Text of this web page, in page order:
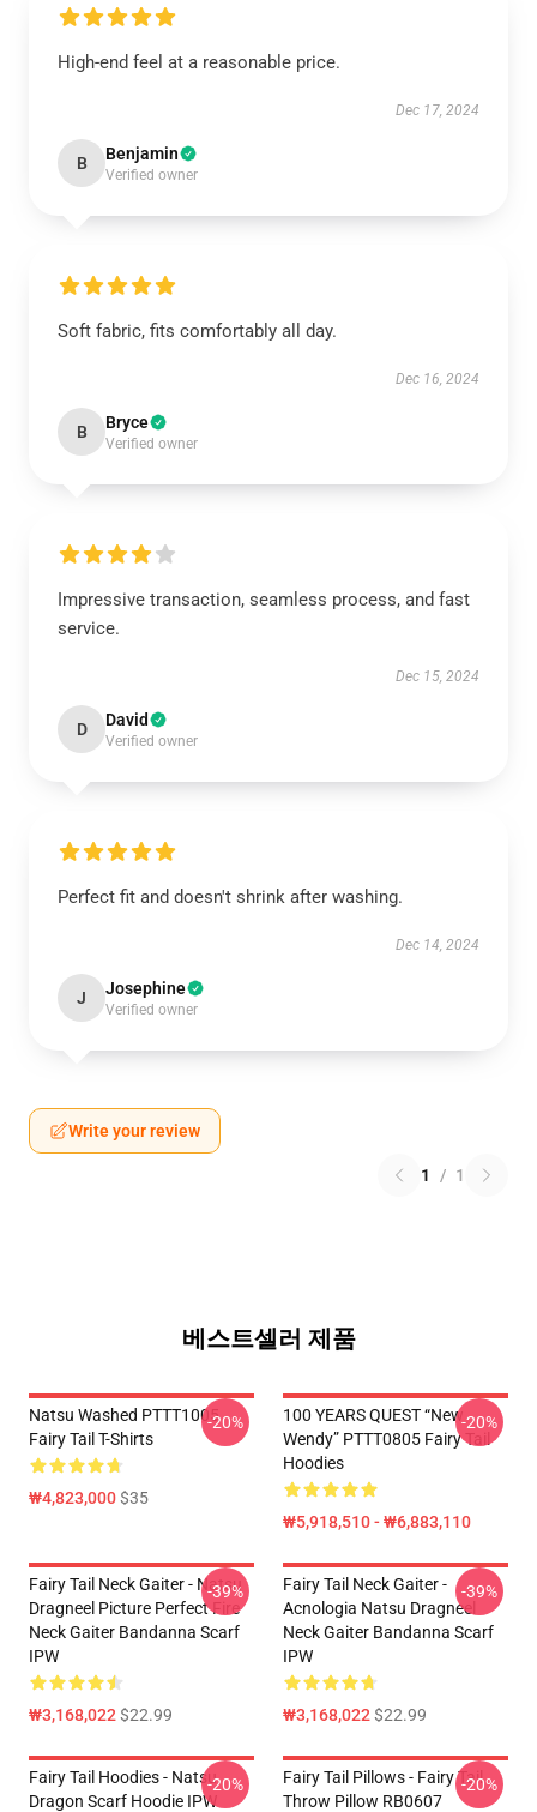
High-end feel at a reasonable price.
Dec 17, 2024
B Benjamin
Verified owner
Soft fabric, fits comfortably all day.
Dec 16, 2024
B Bryce
Verified owner
Impressive transaction, seamless process, and fast
service.
Dec 15, 2024
D David
Verified owner
Perfect fit and doesn't shrink after washing.
Dec 14, 2024
J Josephine
Verified owner
Write your review
1 / 1
베스트셀러 제품
Natsu Washed PTTT1005
Fairy Tail T-Shirts
₩4,823,000$35
-20%
100 YEARS QUEST “New
Wendy” PTTT0805 Fairy Tail
Hoodies
₩5,918,510 - ₩6,883,110
-20%
Fairy Tail Neck Gaiter - Natsu
Dragneel Picture Perfect Fire
Neck Gaiter Bandanna Scarf
IPW
₩3,168,022$22.99
-39%
Fairy Tail Neck Gaiter -
Acnologia Natsu Dragneel
Neck Gaiter Bandanna Scarf
IPW
₩3,168,022$22.99
-39%
Fairy Tail Hoodies - Natsu
Dragon Scarf Hoodie IPW
-20%
Fairy Tail Pillows - Fairy Tail
Throw Pillow RB0607
-20%